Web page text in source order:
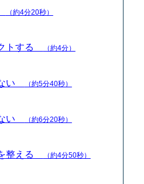
（約4分20秒）
トする （約4分）
い （約5分40秒）
い （約6分20秒）
整える （約4分50秒）